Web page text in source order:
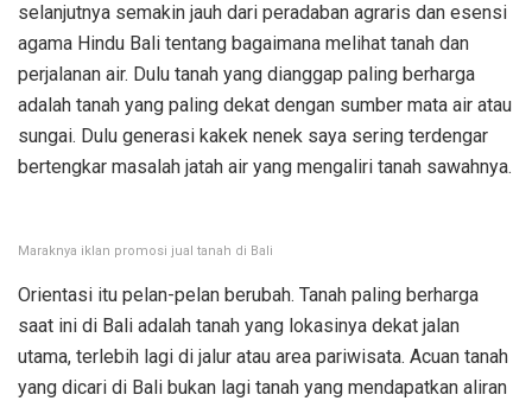
selanjutnya semakin jauh dari peradaban agraris dan esensi
agama Hindu Bali tentang bagaimana melihat tanah dan
perjalanan air. Dulu tanah yang dianggap paling berharga
adalah tanah yang paling dekat dengan sumber mata air atau
sungai. Dulu generasi kakek nenek saya sering terdengar
bertengkar masalah jatah air yang mengaliri tanah sawahnya.
Maraknya iklan promosi jual tanah di Bali
Orientasi itu pelan-pelan berubah. Tanah paling berharga
saat ini di Bali adalah tanah yang lokasinya dekat jalan
utama, terlebih lagi di jalur atau area pariwisata. Acuan tanah
yang dicari di Bali bukan lagi tanah yang mendapatkan aliran